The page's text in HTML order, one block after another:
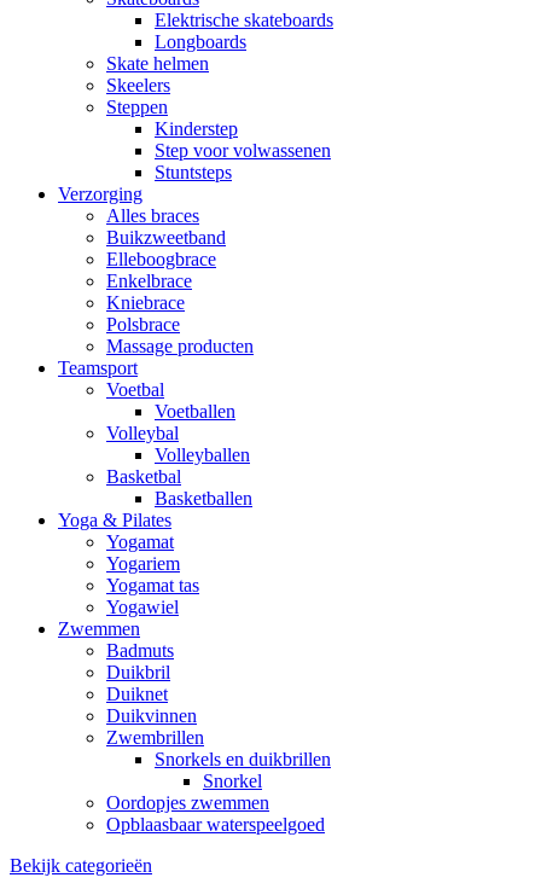
Elektrische skateboards
Longboards
Skate helmen
Skeelers
Steppen
Kinderstep
Step voor volwassenen
Stuntsteps
Verzorging
Alles braces
Buikzweetband
Elleboogbrace
Enkelbrace
Kniebrace
Polsbrace
Massage producten
Teamsport
Voetbal
Voetballen
Volleybal
Volleyballen
Basketbal
Basketballen
Yoga & Pilates
Yogamat
Yogariem
Yogamat tas
Yogawiel
Zwemmen
Badmuts
Duikbril
Duiknet
Duikvinnen
Zwembrillen
Snorkels en duikbrillen
Snorkel
Oordopjes zwemmen
Opblaasbaar waterspeelgoed
Bekijk categorieën